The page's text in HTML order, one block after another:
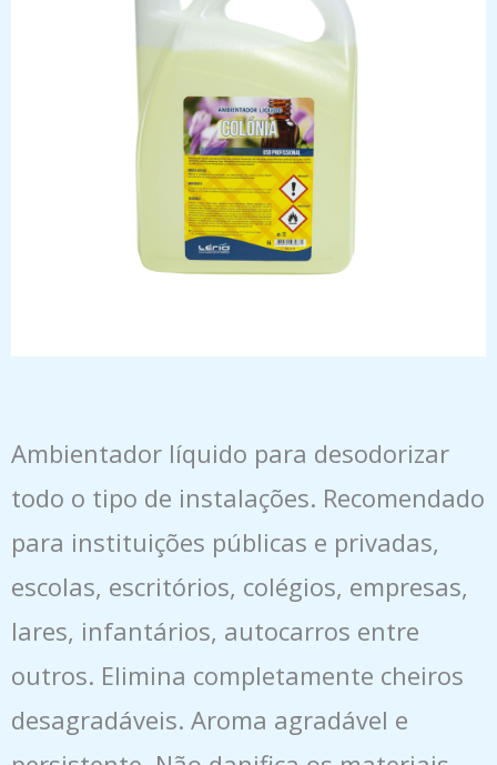
Ambientador líquido para desodorizar
todo o tipo de instalações. Recomendado
para instituições públicas e privadas,
escolas, escritórios, colégios, empresas,
lares, infantários, autocarros entre
outros. Elimina completamente cheiros
desagradáveis. Aroma agradável e